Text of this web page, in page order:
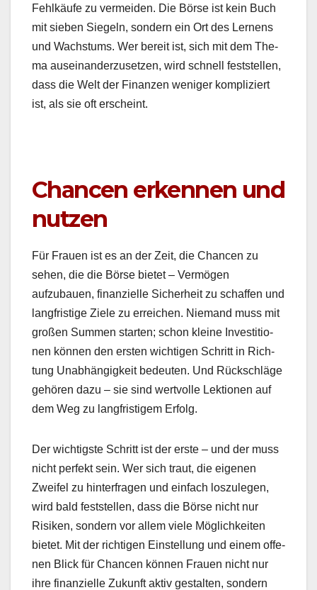
Fehlkäufe zu ver­mei­den. Die Börse ist kein Buch
mit sieben Siegeln, son­dern ein Ort des Ler­nens
und Wach­s­tums. Wer bere­it ist, sich mit dem The­
ma auseinan­derzuset­zen, wird schnell fest­stellen,
dass die Welt der Finanzen weniger kom­pliziert
ist, als sie oft erscheint.
Chancen erkennen und
nutzen
Für Frauen ist es an der Zeit, die Chan­cen zu
sehen, die die Börse bietet – Ver­mö­gen
aufzubauen, finanzielle Sicher­heit zu schaf­fen und
langfristige Ziele zu erre­ichen. Nie­mand muss mit
großen Sum­men starten; schon kleine Investi­tio­
nen kön­nen den ersten wichti­gen Schritt in Rich­
tung Unab­hängigkeit bedeuten. Und Rückschläge
gehören dazu – sie sind wertvolle Lek­tio­nen auf
dem Weg zu langfristigem Erfolg.
Der wichtig­ste Schritt ist der erste – und der muss
nicht per­fekt sein. Wer sich traut, die eige­nen
Zweifel zu hin­ter­fra­gen und ein­fach loszule­gen,
wird bald fest­stellen, dass die Börse nicht nur
Risiken, son­dern vor allem viele Möglichkeit­en
bietet. Mit der richti­gen Ein­stel­lung und einem offe­
nen Blick für Chan­cen kön­nen Frauen nicht nur
ihre finanzielle Zukun­ft aktiv gestal­ten, son­dern